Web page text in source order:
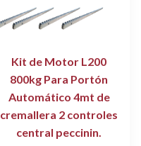
Kit de Motor L200
800kg Para Portón
Automático 4mt de
cremallera 2 controles
central peccinin.